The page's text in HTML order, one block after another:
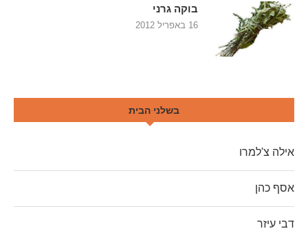
בוקה גרני
16 באפריל 2012
בשלני הבית
אילה צ'למרו
אסף כהן
דבי עיזר